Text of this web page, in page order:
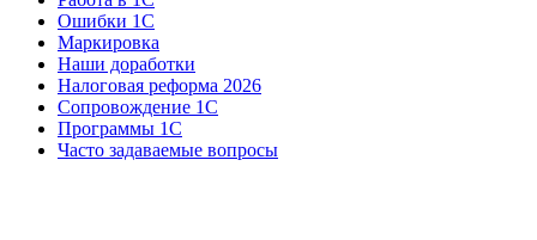
Ошибки 1С
Маркировка
Наши доработки
Налоговая реформа 2026
Сопровождение 1С
Программы 1С
Часто задаваемые вопросы